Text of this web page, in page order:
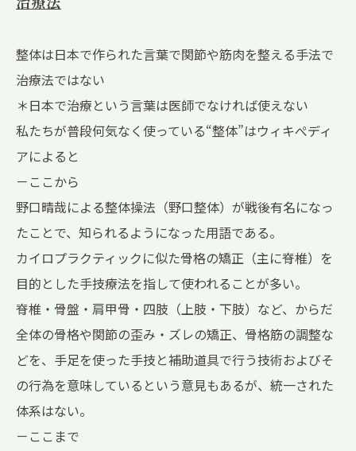
整体は日本で作られた言葉で関節や筋肉を整える手法で
治療法ではない
＊日本で治療という言葉は医師でなければ使えない
私たちが普段何気なく使っている“整体”はウィキぺディ
アによると
－ここから
野口晴哉による整体操法（野口整体）が戦後有名になっ
たことで、知られるようになった用語である。
カイロプラクティックに似た骨格の矯正（主に脊椎）を
目的とした手技療法を指して使われることが多い。
脊椎 ・ 骨盤 ・ 肩甲骨 ・ 四肢 （上肢 ・ 下肢）など、からだ
全体の骨格や関節の歪み・ズレの矯正、 骨格筋の調整な
どを、手足を使った手技と補助道具で行う技術およびそ
の行為を意味しているという意見もあるが、統一された
体系はない。
－ここまで